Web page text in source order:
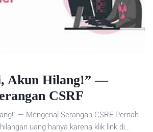
Akun Hilang!” —
CSRF
— Mengenal Serangan CSRF Pernah
uang hanya karena klik link di...